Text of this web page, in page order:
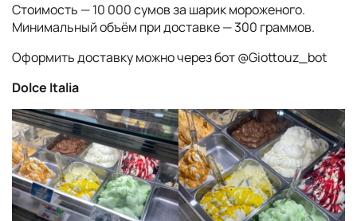
Стоимость — 10 000 сумов за шарик мороженого.
Минимальный объём при доставке — 300 граммов.
Оформить доставку можно через бот @Giottouz_bot
Dolce Italia